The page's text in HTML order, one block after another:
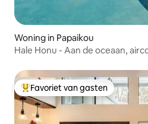
Woning in Papaikou
Hale Honu - Aan de oceaan,
Topfavoriet van gasten
Favoriet van gasten